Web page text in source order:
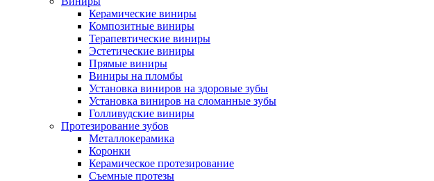
Керамические виниры
Композитные виниры
Терапевтические виниры
Эстетические виниры
Прямые виниры
Виниры на пломбы
Установка виниров на здоровые зубы
Установка виниров на сломанные зубы
Голливудские виниры
Протезирование зубов
Металлокерамика
Коронки
Керамическое протезирование
Съемные протезы